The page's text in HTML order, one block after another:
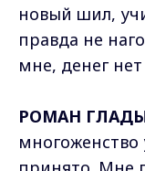
новый шил,
правда не
мне, денег
РОМАН
многоженство